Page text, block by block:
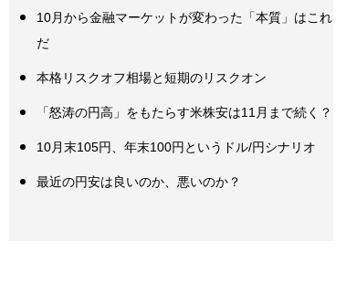
10月から金融マーケットが変わった「本質」はこれ
だ
本格リスクオフ相場と短期のリスクオン
「怒涛の円高」をもたらす米株安は11月まで続く？
10月末105円、年末100円というドル/円シナリオ
最近の円安は良いのか、悪いのか？